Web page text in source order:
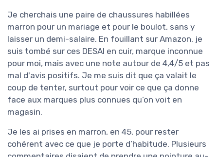
Je cherchais une paire de chaussures habillées
marron pour un mariage et pour le boulot, sans y
laisser un demi-salaire. En fouillant sur Amazon, je
suis tombé sur ces DESAI en cuir, marque inconnue
pour moi, mais avec une note autour de 4,4/5 et pas
mal d'avis positifs. Je me suis dit que ça valait le
coup de tenter, surtout pour voir ce que ça donne
face aux marques plus connues qu’on voit en
magasin.
Je les ai prises en marron, en 45, pour rester
cohérent avec ce que je porte d’habitude. Plusieurs